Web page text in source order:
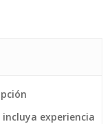
experiencia